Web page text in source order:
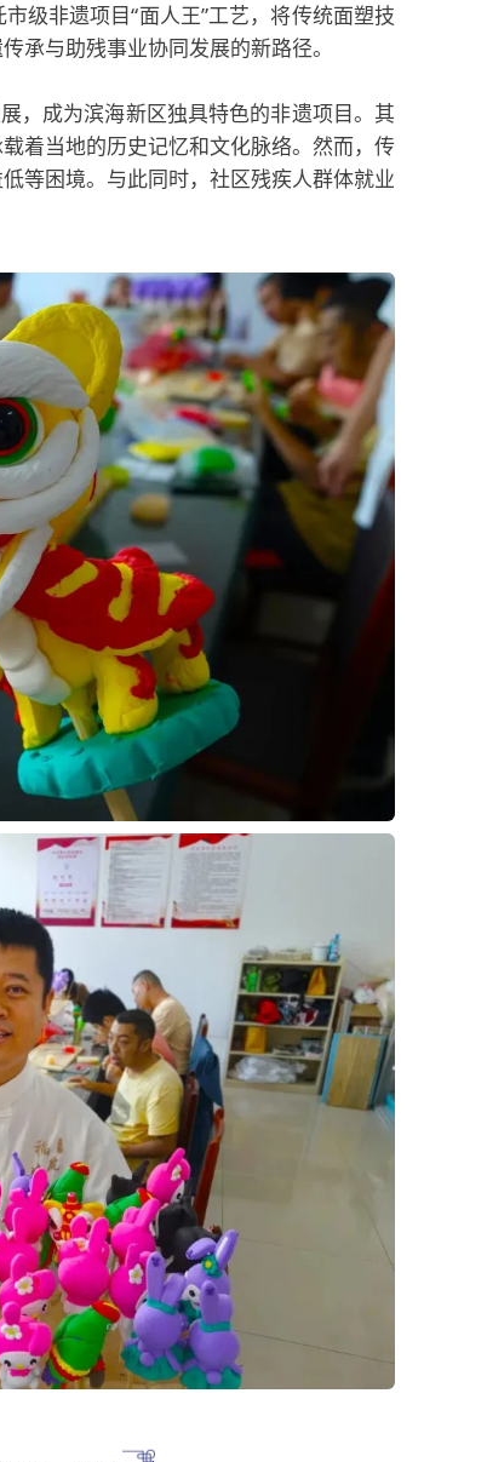
级非遗项目“面人王”工艺，将传统面塑技
承与助残事业协同发展的新路径。
，成为滨海新区独具特色的非遗项目。其
着当地的历史记忆和文化脉络。然而，传
等困境。与此同时，社区残疾人群体就业